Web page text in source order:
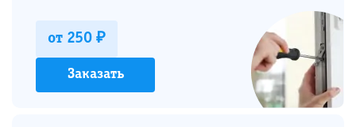
от 250 ₽
Заказать